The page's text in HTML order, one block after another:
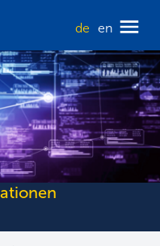
de en